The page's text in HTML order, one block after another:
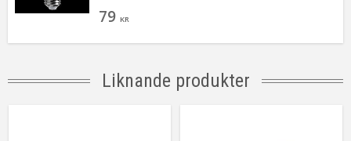
enkelt ljusstyrka genom att tända och släcka
79 KR
Liknande produkter